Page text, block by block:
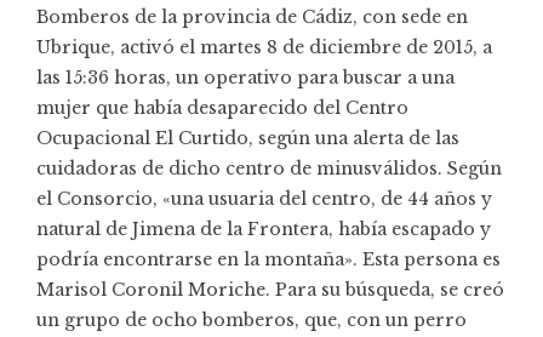
Bomberos de la provincia de Cádiz, con sede en
Ubrique, activó el martes 8 de diciembre de 2015, a
las 15:36 horas, un operativo para buscar a una
mujer que había desaparecido del Centro
Ocupacional El Curtido, según una alerta de las
cuidadoras de dicho centro de minusválidos. Según
el Consorcio, «una usuaria del centro, de 44 años y
natural de Jimena de la Frontera, había escapado y
podría encontrarse en la montaña». Esta persona es
Marisol Coronil Moriche. Para su búsqueda, se creó
un grupo de ocho bomberos, que, con un perro